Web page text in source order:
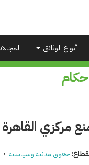
أنواع الوثائق
مركزي
حقوق مدنية وسياسية ›